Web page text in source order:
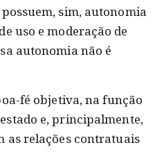
sim, autonomia
uso e moderação de
autonomia não é
fé objetiva, na função
e, principalmente,
as relações contratuais